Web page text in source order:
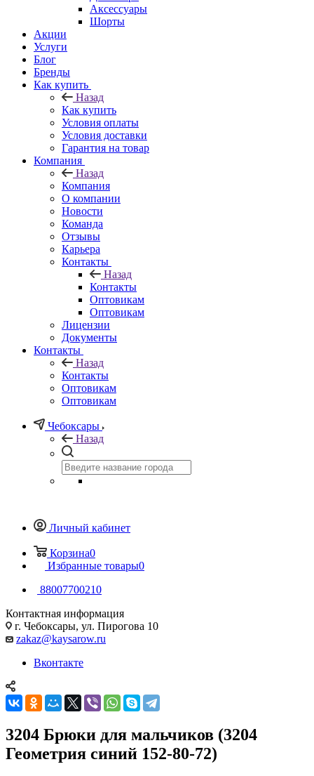
Аксессуары
Шорты
Акции
Услуги
Блог
Бренды
Как купить
Назад
Как купить
Условия оплаты
Условия доставки
Гарантия на товар
Компания
Назад
Компания
О компании
Новости
Команда
Отзывы
Карьера
Контакты
Назад
Контакты
Оптовикам
Оптовикам
Лицензии
Документы
Контакты
Назад
Контакты
Оптовикам
Оптовикам
Чебоксары
Назад
Личный кабинет
Корзина0
Избранные товары0
88007700210
Контактная информация
г. Чебоксары, ул. Пирогова 10
zakaz@kaysarow.ru
Вконтакте
3204 Брюки для мальчиков (3204
Геометрия синий 152-80-72)